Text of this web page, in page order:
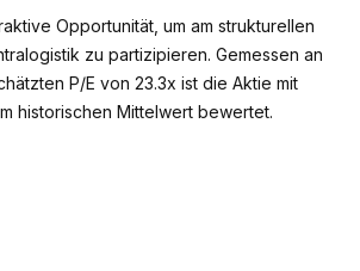
Opportunität, um am strukturellen
zu partizipieren. Gemessen an
P/E von 23.3x ist die Aktie mit
historischen Mittelwert bewertet.